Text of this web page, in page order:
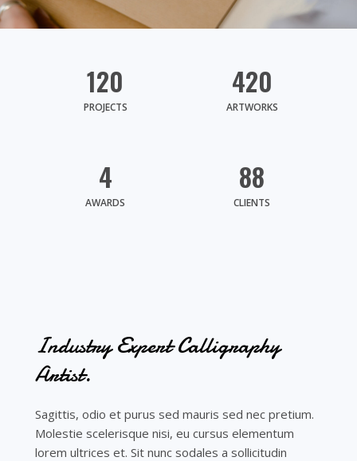
120
PROJECTS
420
ARTWORKS
4
AWARDS
88
CLIENTS
Industry Expert Calligraphy
Artist.​
Sagittis, odio et purus sed mauris sed nec pretium.
Molestie scelerisque nisi, eu cursus elementum
lorem ultrices et. Sit nunc sodales a sollicitudin